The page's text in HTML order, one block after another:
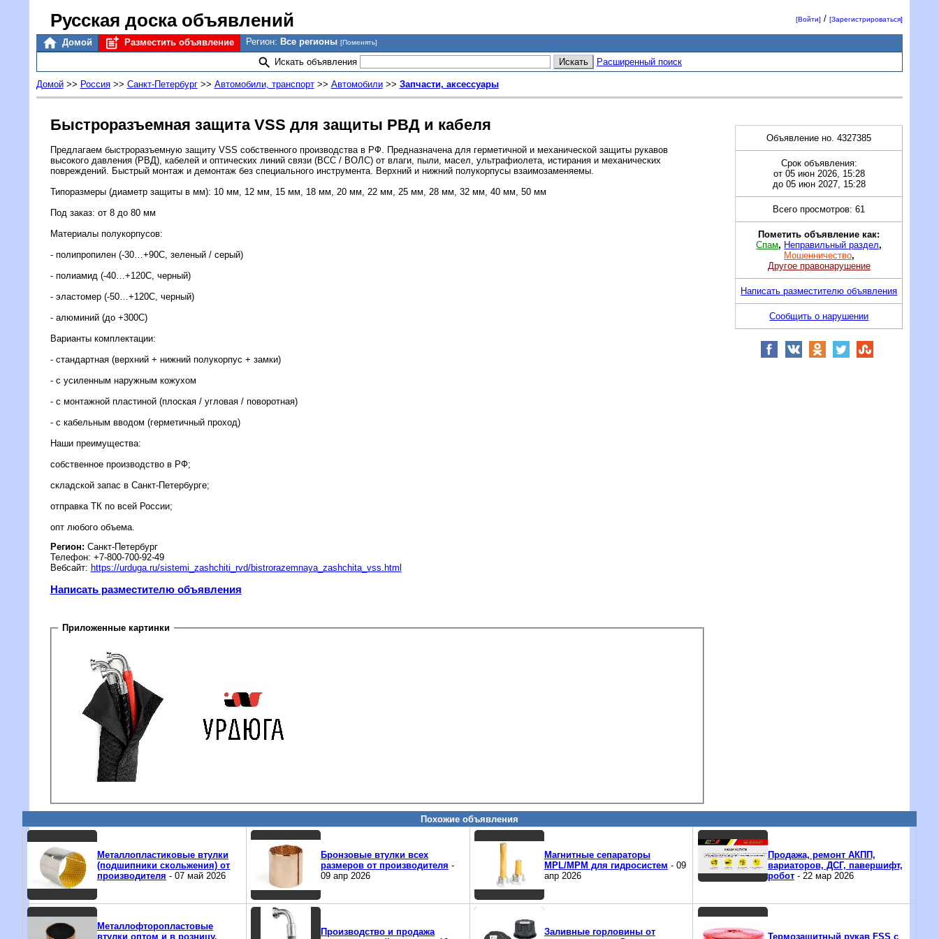
Русская доска объявлений [Войти] /[Зарегистрироваться]
Домой Разместить объявление Регион: Все регионы [Поменять]
Искать объявления Расширенный поиск
Домой>> Россия>> Санкт-Петербург>> Автомобили, транспорт>> Автомобили>> Запчасти, аксессуары
Быстроразъемная защита VSS для защиты РВД и кабеля
Предлагаем быстроразъемную защиту VSS собственного производства в РФ. Предназначена для герметичной и механической защиты рукавов
высокого давления (РВД), кабелей и оптических линий связи (ВСС / ВОЛС) от влаги, пыли, масел, ультрафиолета, истирания и механических
повреждений. Быстрый монтаж и демонтаж без специального инструмента. Верхний и нижний полукорпусы взаимозаменяемы.
Типоразмеры (диаметр защиты в мм): 10 мм, 12 мм, 15 мм, 18 мм, 20 мм, 22 мм, 25 мм, 28 мм, 32 мм, 40 мм, 50 мм
Под заказ: от 8 до 80 мм
Материалы полукорпусов:
- полипропилен (-30…+90С, зеленый / серый)
- полиамид (-40…+120С, черный)
- эластомер (-50…+120С, черный)
- алюминий (до +300С)
Варианты комплектации:
- стандартная (верхний + нижний полукорпус + замки)
- с усиленным наружным кожухом
- с монтажной пластиной (плоская / угловая / поворотная)
- с кабельным вводом (герметичный проход)
Наши преимущества:
собственное производство в РФ;
складской запас в Санкт-Петербурге;
отправка ТК по всей России;
опт любого объема.
Регион: Санкт-Петербург
Телефон: +7-800-700-92-49
Вебсайт: https://urduga.ru/sistemi_zashchiti_rvd/bistrorazemnaya_zashchita_vss.html
Написать разместителю объявления
Приложенные картинки
Объявление но. 4327385
Срок объявления:
от 05 июн 2026, 15:28
до 05 июн 2027, 15:28
Всего просмотров: 61
Пометить объявление как:
Спам, Неправильный раздел,
Мошенничество,
Другое правонарушение
Написать разместителю объявления
Сообщить о нарушении
Похожие объявления
Металлопластиковые втулки
(подшипники скольжения) от
производителя - 07 май 2026
Бронзовые втулки всех
размеров от производителя -
09 апр 2026
Магнитные сепараторы
MPL/MPM для гидросистем - 09
апр 2026
Продажа, ремонт АКПП,
вариаторов, ДСГ, павершифт,
робот- 22 мар 2026
Металлофторопластовые
втулки оптом и в розницу.
Производство и продажа
Заливные горловины от
Термозащитный рукав FSS с